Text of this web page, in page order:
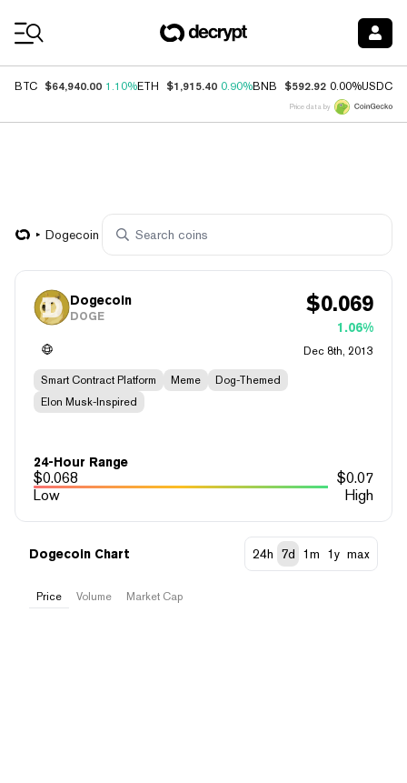
BTC $64,940.00 1.10%ETH $1,915.40 0.90%BNB $592.92 0.00%USDC
Price data by
Dogecoin
Dogecoin
DOGE $0.069
1.06%
Dec 8th, 2013
Smart Contract Platform Meme
Dog-Themed
Elon Musk-Inspired
24-Hour Range
$0.068 $0.07
Low
High
Dogecoin Chart 24h 7d 1m 1y max
Price Volume Market Cap